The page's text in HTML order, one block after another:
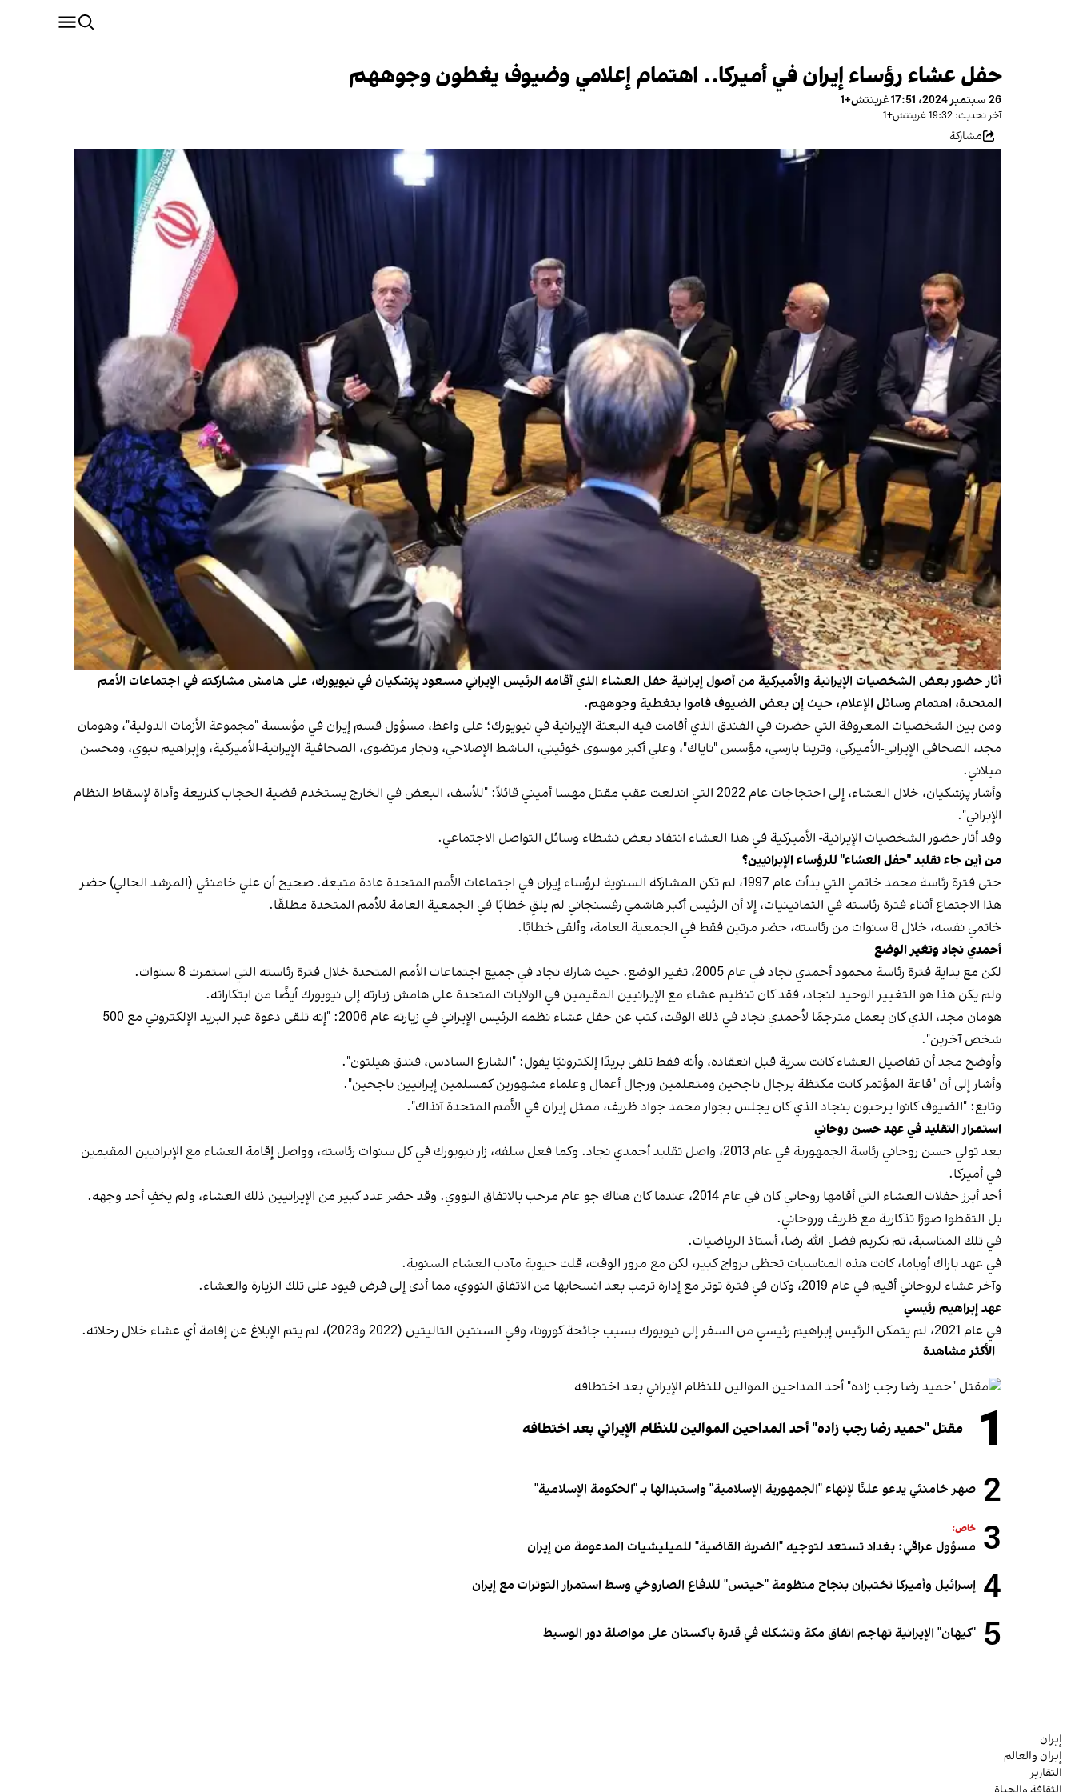
حفل عشاء رؤساء إيران في أميركا.. اهتمام إعلامي وضيوف يغطون وجوههم
26 سبتمبر 2024، 17:51 غرينتش+1
آخر تحديث: 19:32 غرينتش+1
مشاركة
أثار حضور بعض الشخصيات الإيرانية والأميركية من أصول إيرانية حفل العشاء الذي أقامه الرئيس الإيراني مسعود پزشکیان في نيويورك، على هامش مشاركته في اجتماعات الأمم
المتحدة، اهتمام وسائل الإعلام، حيث إن بعض الضيوف قاموا بتغطية وجوههم.
ومن بين الشخصيات المعروفة التي حضرت في الفندق الذي أقامت فيه البعثة الإيرانية في نيويورك؛ علی واعظ، مسؤول قسم إيران في مؤسسة "مجموعة الأزمات الدولية"، وهومان
مجد، الصحافي الإيراني-الأميركي، وتريتا بارسي، مؤسس "ناياك"، وعلي ‌أكبر موسوی خوئيني، الناشط الإصلاحي، ونجار مرتضوی، الصحافية الإيرانية-الأميركية، وإبراهيم نبوي، ومحسن
میلاني.
وأشار پزشکیان، خلال العشاء، إلى احتجاجات عام 2022 التي اندلعت عقب مقتل مهسا أميني قائلاً: "للأسف، البعض في الخارج يستخدم قضية الحجاب كذريعة وأداة لإسقاط النظام
الإيراني".
وقد أثار حضور الشخصيات الإيرانية- الأميركية في هذا العشاء انتقاد بعض نشطاء وسائل التواصل الاجتماعي.
من أين جاء تقليد "حفل العشاء" للرؤساء الإيرانيين؟
حتى فترة رئاسة محمد خاتمي التي بدأت عام 1997، لم تكن المشاركة السنوية لرؤساء إيران في اجتماعات الأمم المتحدة عادة متبعة. صحيح أن علي خامنئي (المرشد الحالي) حضر
هذا الاجتماع أثناء فترة رئاسته في الثمانينيات، إلا أن الرئيس أكبر هاشمي رفسنجاني لم يلقِ خطابًا في الجمعية العامة للأمم المتحدة مطلقًا.
خاتمي نفسه، خلال 8 سنوات من رئاسته، حضر مرتين فقط في الجمعية العامة، وألقى خطابًا.
أحمدي نجاد وتغير الوضع
لكن مع بداية فترة رئاسة محمود أحمدي ‌نجاد في عام 2005، تغير الوضع. حيث شارك نجاد في جميع اجتماعات الأمم المتحدة خلال فترة رئاسته التي استمرت 8 سنوات.
ولم يكن هذا هو التغيير الوحيد لنجاد، فقد كان تنظيم عشاء مع الإيرانيين المقيمين في الولايات المتحدة على هامش زيارته إلى نيويورك أيضًا من ابتكاراته.
هومان مجد، الذي كان يعمل مترجمًا لأحمدي ‌نجاد في ذلك الوقت، كتب عن حفل عشاء نظمه الرئيس الإيراني في زيارته عام 2006: "إنه تلقى دعوة عبر البريد الإلكتروني مع 500
شخص آخرين".
وأوضح مجد أن تفاصيل العشاء كانت سرية قبل انعقاده، وأنه فقط تلقى بريدًا إلكترونيًا يقول: "الشارع السادس، فندق هيلتون".
وأشار إلى أن "قاعة المؤتمر كانت مكتظة برجال ناجحين ومتعلمين ورجال أعمال وعلماء مشهورين كمسلمين إيرانيين ناجحين".
وتابع: "الضيوف كانوا يرحبون بنجاد الذي كان يجلس بجوار محمد جواد ظريف، ممثل إيران في الأمم المتحدة آنذاك".
استمرار التقليد في عهد حسن روحاني
بعد تولي حسن روحاني رئاسة الجمهورية في عام 2013، واصل تقليد أحمدي نجاد. وكما فعل سلفه، زار نيويورك في كل سنوات رئاسته، وواصل إقامة العشاء مع الإيرانيين المقيمين
في أميركا.
أحد أبرز حفلات العشاء التي أقامها روحاني كان في عام 2014، عندما كان هناك جو عام مرحب بالاتفاق النووي. وقد حضر عدد كبير من الإيرانيين ذلك العشاء، ولم يخفِ أحد وجهه.
بل التقطوا صورًا تذكارية مع ظريف وروحاني.
في تلك المناسبة، تم تكريم فضل ‌الله رضا، أستاذ الرياضيات.
في عهد باراك أوباما، كانت هذه المناسبات تحظى برواج كبير، لكن مع مرور الوقت، قلت حيوية مآدب العشاء السنوية.
وآخر عشاء لروحاني أقيم في عام 2019، وكان في فترة توتر مع إدارة ترمب بعد انسحابها من الاتفاق النووي، مما أدى إلى فرض قيود على تلك الزيارة والعشاء.
عهد إبراهيم رئيسي
في عام 2021، لم يتمكن الرئيس إبراهيم رئيسي من السفر إلى نيويورك بسبب جائحة كورونا، وفي السنتين التاليتين (2022 و2023)، لم يتم الإبلاغ عن إقامة أي عشاء خلال رحلاته.
الأكثر مشاهدة
1 مقتل "حميد رضا رجب زاده" أحد المداحين الموالين للنظام الإيراني بعد اختطافه
2 صهر خامنئي يدعو علنًا لإنهاء "الجمهورية الإسلامية" واستبدالها بـ "الحكومة الإسلامية"
3 خاص:
مسؤول عراقي: بغداد تستعد لتوجيه "الضربة القاضية" للميليشيات المدعومة من إيران
4 إسرائيل وأميركا تختبران بنجاح منظومة "حيتس" للدفاع الصاروخي وسط استمرار التوترات مع إيران
5 "كيهان" الإيرانية تهاجم اتفاق مكة وتشكك في قدرة باكستان على مواصلة دور الوسيط
إيران
إيران والعالم
التقارير